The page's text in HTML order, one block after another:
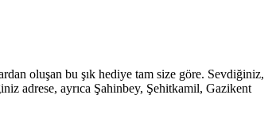
oluşan bu şık hediye tam size göre. Sevdiğiniz,
adrese, ayrıca Şahinbey, Şehitkamil, Gazikent